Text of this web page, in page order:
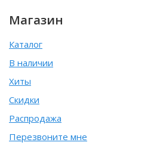
Магазин
Каталог
В наличии
Хиты
Скидки
Распродажа
Перезвоните мне